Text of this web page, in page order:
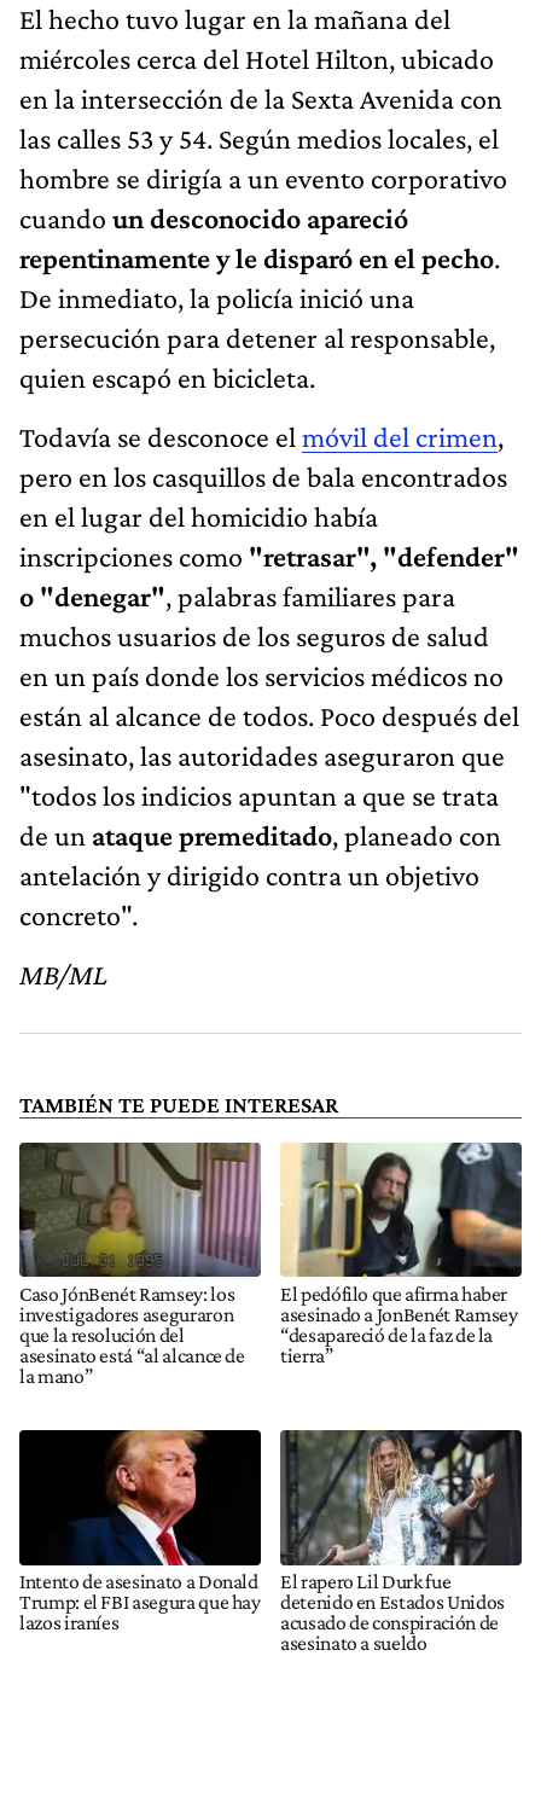
El hecho tuvo lugar en la mañana del
miércoles cerca del Hotel Hilton, ubicado
en la intersección de la Sexta Avenida con
las calles 53 y 54. Según medios locales, el
hombre se dirigía a un evento corporativo
cuando un desconocido apareció
repentinamente y le disparó en el pecho.
De inmediato, la policía inició una
persecución para detener al responsable,
quien escapó en bicicleta.
Todavía se desconoce el móvil del crimen,
pero en los casquillos de bala encontrados
en el lugar del homicidio había
inscripciones como "retrasar", "defender"
o "denegar", palabras familiares para
muchos usuarios de los seguros de salud
en un país donde los servicios médicos no
están al alcance de todos. Poco después del
asesinato, las autoridades aseguraron que
"todos los indicios apuntan a que se trata
de un ataque premeditado, planeado con
antelación y dirigido contra un objetivo
concreto".
MB/ML
TAMBIÉN TE PUEDE INTERESAR
Caso JónBenét Ramsey: los
investigadores aseguraron
que la resolución del
asesinato está “al alcance de
la mano”
El pedófilo que afirma haber
asesinado a JonBenét Ramsey
“desapareció de la faz de la
tierra”
Intento de asesinato a Donald
Trump: el FBI asegura que hay
lazos iraníes
El rapero Lil Durk fue
detenido en Estados Unidos
acusado de conspiración de
asesinato a sueldo